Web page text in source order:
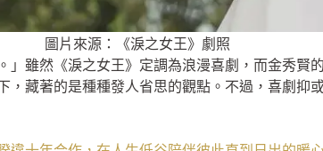
圖片來源：《淚之女王》劇照
」雖然《淚之女王》定調為浪漫喜劇，而金秀賢
，藏著的是種種發人省思的觀點。不過，喜劇抑